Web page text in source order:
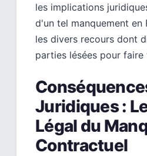
les implications
d'un tel manquement en
les divers recours dont
parties lésées pour
Juridiques :
Légal du
Contractuel